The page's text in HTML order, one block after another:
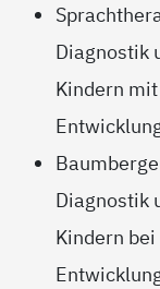
Diagnostik
Kindern
Diagnostik
Kindern